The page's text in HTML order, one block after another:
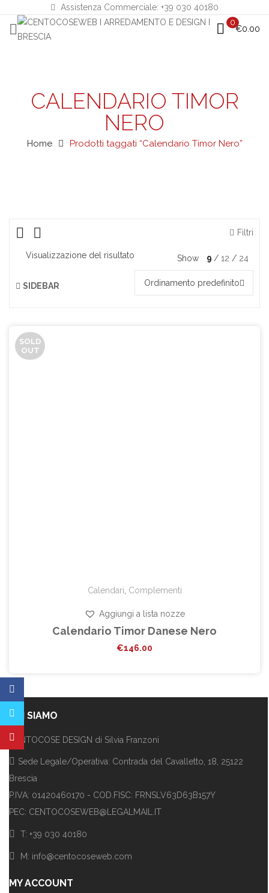
Assistenza Commerciale: +39 030 40180
0
€0.00
CALENDARIO TIMOR
NERO
Home Prodotti taggati “Calendario Timor Nero”
Filtri
Visualizzazione del risultato Show 9 12 24
SIDEBAR Ordinamento predefinito
SOLD
OUT
Calendari Complementi
Aggiungi a lista nozze
Calendario Timor Danese Nero
€146.00
CHI SIAMO
CENTOCOSE DESIGN di Silvia Franzoni
Sede Legale/Operativa: Contrada del Cavalletto, 18, 25122
Brescia
P.IVA: 01420460170 - COD.FISC: FRNSLV63D63B157Y
PEC: CENTOCOSEWEB@LEGALMAIL.IT
T: +39 030 40180
M: info@centocoseweb.com
MY ACCOUNT